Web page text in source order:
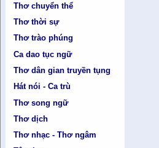
Thơ chuyển thể
Thơ thời sự
Thơ trào phúng
Ca dao tục ngữ
Thơ dân gian truyền tụng
Hát nói - Ca trù
Thơ song ngữ
Thơ dịch
Thơ nhạc - Thơ ngâm